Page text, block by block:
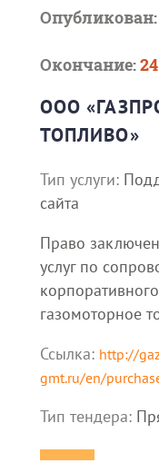
Опубликован:
Окончание:
ООО
ТОПЛИВО»
Тип услуги:
сайта
Право
услуг по
газомоторное
Ссылка: http://
gmt.ru/en/
Тип тендера: